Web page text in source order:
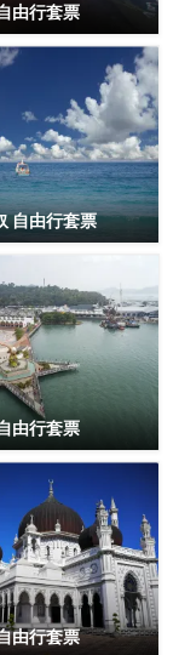
由行套票
自由行套票
由行套票
由行套票